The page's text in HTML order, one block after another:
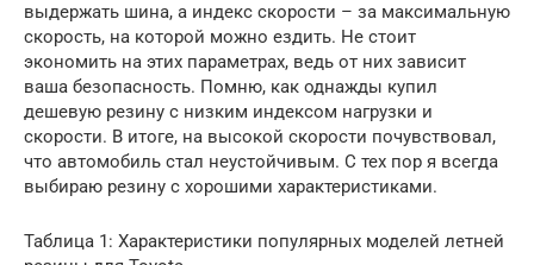
выдержать шина, а индекс скорости – за максимальную
скорость, на которой можно ездить. Не стоит
экономить на этих параметрах, ведь от них зависит
ваша безопасность. Помню, как однажды купил
дешевую резину с низким индексом нагрузки и
скорости. В итоге, на высокой скорости почувствовал,
что автомобиль стал неустойчивым. С тех пор я всегда
выбираю резину с хорошими характеристиками.
Таблица 1: Характеристики популярных моделей летней